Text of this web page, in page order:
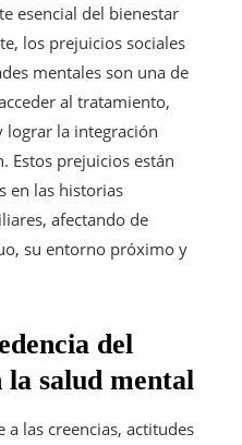
esencial del bienestar
los prejuicios sociales
mentales son una de
al tratamiento,
lograr la integración
Estos prejuicios están
en las historias
afectando de
su entorno próximo y
del
la salud mental
a las creencias, actitudes